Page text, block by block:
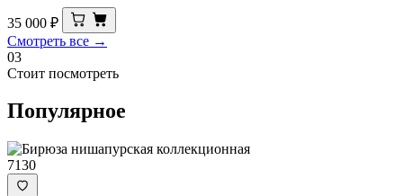
35 000 ₽
Смотреть все →
03
Стоит посмотреть
Популярное
7130